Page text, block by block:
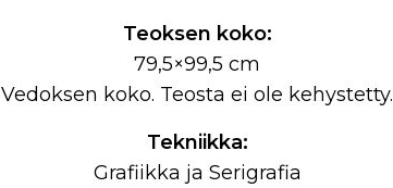
Teoksen koko:
79,5×99,5 cm
Vedoksen koko. Teosta ei ole kehystetty.
Tekniikka:
Grafiikka ja Serigrafia